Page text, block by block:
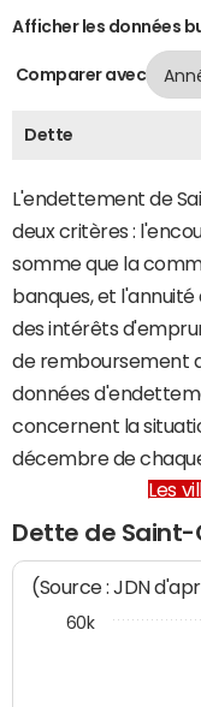
Afficher les données
Comparer avec
Dette
L'endettement de
deux critères :
somme que la
banques, et
des intérêts
de remboursement
données
concernent la
décembre de
Les
Dette de Saint-
(Source : JDN
60k